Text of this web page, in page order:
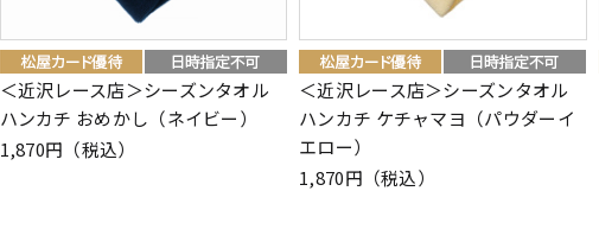
＜近沢レース店＞シーズンタオル
ハンカチ おめかし（ネイビー）
1,870円（税込）
＜近沢レース店＞シーズンタオル
ハンカチ ケチャマヨ（パウダーイ
エロー）
1,870円（税込）